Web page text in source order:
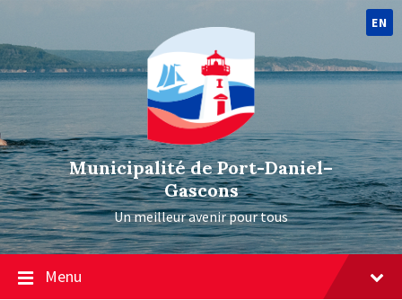
EN
Municipalité de Port-Daniel–
Gascons
Un meilleur avenir pour tous
Menu